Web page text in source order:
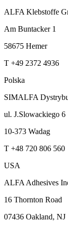
ALFA Klebstoffe
Am Buntacker 1
58675 Hemer
T +49 2372 4936
Polska
SIMALFA
ul. J.Slowackiego 6
10-373 Wadag
T +48 720 806 560
USA
ALFA Adhesives
16 Thornton Road
07436 Oakland, NJ